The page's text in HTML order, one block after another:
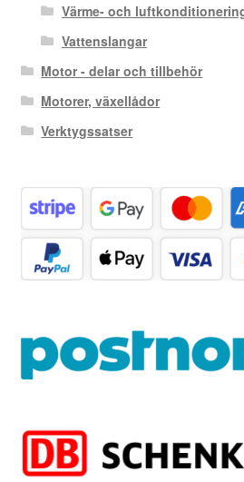
Värme- och
Vattenslangar
Motor - delar och tillbehör
Motorer, växellådor
Verktygssatser